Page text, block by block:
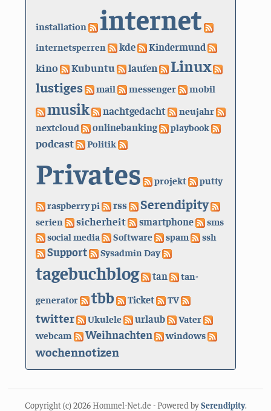
installation internet
internetsperren kde Kindermund
kino Kubuntu laufen Linux
lustiges mail messenger mobil
musik nachtgedacht neujahr
nextcloud onlinebanking playbook
podcast Politik
Privates projekt putty
raspberry pi rss Serendipity
serien sicherheit smartphone
sms
social media
Software spam ssh
Support Sysadmin Day
tagebuchblog tan
tan-
generator
tbb Ticket TV
twitter Ukulele urlaub
Vater
webcam
Weihnachten windows
wochennotizen
Copyright (c) 2026 Hommel-Net.de - Powered bySerendipity.